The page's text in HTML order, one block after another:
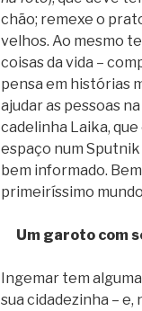
chão; remexe o
velhos. Ao mesmo
coisas da vida –
pensa em histórias
ajudar as pessoas
cadelinha Laika,
espaço num
bem informado.
primeiríssimo
Um garoto com
Ingemar tem
sua cidadezinha – e,